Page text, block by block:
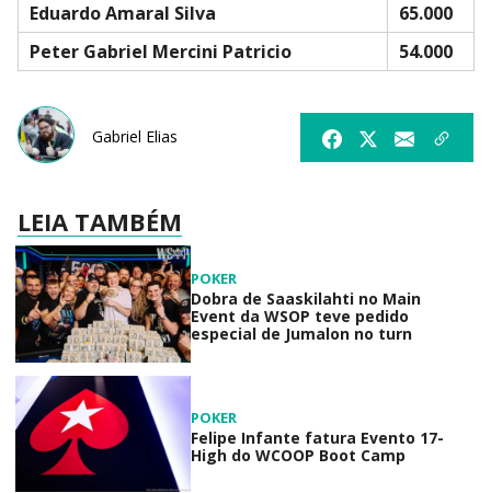
Eduardo Amaral Silva
65.000
Peter Gabriel Mercini Patricio
54.000
Gabriel Elias
LEIA TAMBÉM
POKER
Dobra de Saaskilahti no Main
Event da WSOP teve pedido
especial de Jumalon no turn
POKER
Felipe Infante fatura Evento 17-
High do WCOOP Boot Camp